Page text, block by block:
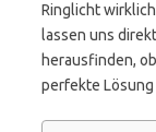
Ringlicht
lassen uns
herausfinden,
perfekte Lösung